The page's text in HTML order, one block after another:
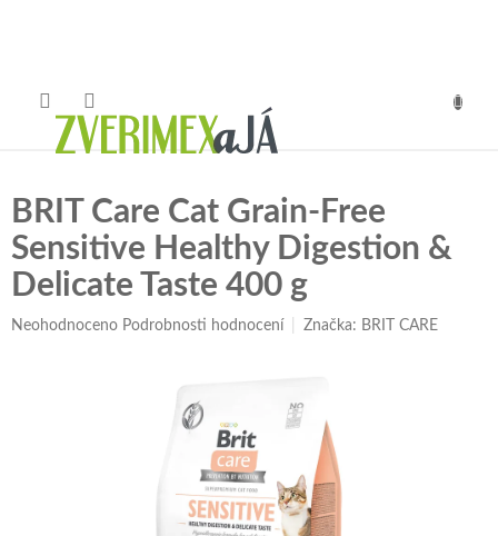
BRIT Care Cat Grain-Free
Sensitive Healthy Digestion &
Delicate Taste 400 g
Průměrné
Neohodnoceno Podrobnosti hodnocení Značka: BRIT CARE